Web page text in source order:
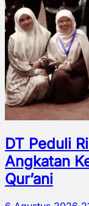
DT Peduli
Angkatan
Qur’ani